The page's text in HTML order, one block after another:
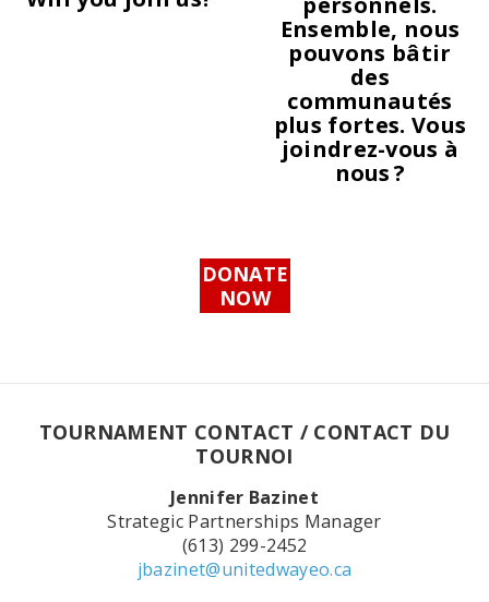
Ensemble, nous
pouvons bâtir
des
communautés
plus fortes. Vous
joindrez-vous à
nous ?
DONATE
NOW
TOURNAMENT CONTACT / CONTACT DU
TOURNOI
Jennifer Bazinet
Strategic Partnerships Manager
(613) 299-2452
jbazinet@unitedwayeo.ca